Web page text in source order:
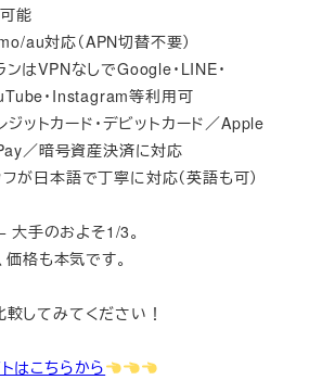
能
au対応（APN切替不要）
はVPNなしでGoogle・LINE・
・Instagram等利用可
ットカード・デビットカード／Apple
／暗号資産決済に対応
が日本語で丁寧に対応（英語も可）
手のおよそ1/3。
格も本気です。
してみてください！
はこちらから